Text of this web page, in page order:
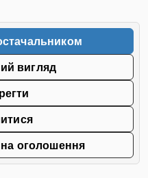
вигляд
оголошення